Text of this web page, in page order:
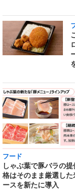
フード
しゃぶ葉で豚バラの
格はそのまま厳選した
ースを新たに導入